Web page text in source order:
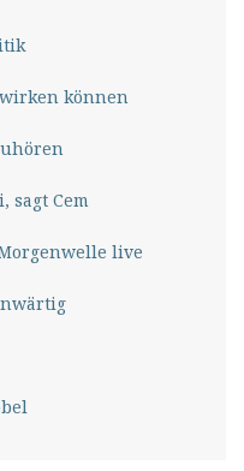
können
sagt Cem
live